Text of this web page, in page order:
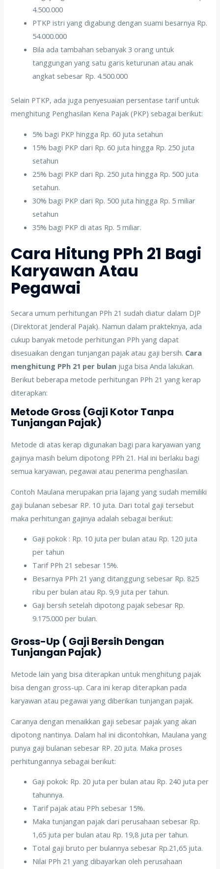
4.500.000
PTKP istri yang digabung dengan suami besarnya Rp.
54.000.000
Bila ada tambahan sebanyak 3 orang untuk
tanggungan yang satu garis keturunan atau anak
angkat sebesar Rp. 4.500.000
Selain PTKP, ada juga penyesuaian persentase tarif untuk
menghitung Penghasilan Kena Pajak (PKP) sebagai berikut:
5% bagi PKP hingga Rp. 60 juta setahun
15% bagi PKP dari Rp. 60 juta hingga Rp. 250 juta
setahun
25% bagi PKP dari Rp. 250 juta hingga Rp. 500 juta
setahun.
30% bagi PKP dari Rp. 500 juta hingga Rp. 5 miliar
setahun
35% bagi PKP di atas Rp. 5 miliar.
Cara Hitung PPh 21 Bagi
Karyawan Atau
Pegawai
Secara umum perhitungan PPh 21 sudah diatur dalam DJP
(Direktorat Jenderal Pajak). Namun dalam prakteknya, ada
cukup banyak metode perhitungan PPh yang dapat
disesuaikan dengan tunjangan pajak atau gaji bersih. Cara
menghitung PPh 21 per bulan juga bisa Anda lakukan.
Berikut beberapa metode perhitungan PPh 21 yang kerap
diterapkan:
Metode Gross (Gaji Kotor Tanpa
Tunjangan Pajak)
Metode di atas kerap digunakan bagi para karyawan yang
gajinya masih belum dipotong PPh 21. Hal ini berlaku bagi
semua karyawan, pegawai atau penerima penghasilan.
Contoh Maulana merupakan pria lajang yang sudah memiliki
gaji bulanan sebesar RP. 10 juta. Dari total gaji tersebut
maka perhitungan gajinya adalah sebagai berikut:
Gaji pokok : Rp. 10 juta per bulan atau Rp. 120 juta
per tahun
Tarif PPh 21 sebesar 15%.
Besarnya PPh 21 yang ditanggung sebesar Rp. 825
ribu per bulan atau Rp. 9,9 juta per tahun.
Gaji bersih setelah dipotong pajak sebesar Rp.
9.175.000 per bulan.
Gross-Up ( Gaji Bersih Dengan
Tunjangan Pajak)
Metode lain yang bisa diterapkan untuk menghitung pajak
bisa dengan gross-up. Cara ini kerap diterapkan pada
karyawan atau pegawai yang diberikan tunjangan pajak.
Caranya dengan menaikkan gaji sebesar pajak yang akan
dipotong nantinya. Dalam hal ini dicontohkan, Maulana yang
punya gaji bulanan sebesar RP. 20 juta. Maka proses
perhitungannya sebagai berikut:
Gaji pokok: Rp. 20 juta per bulan atau Rp. 240 juta per
tahunnya.
Tarif pajak atau PPh sebesar 15%.
Maka tunjangan pajak dari perusahaan sebesar Rp.
1,65 juta per bulan atau Rp. 19,8 juta per tahun.
Total gaji bruto per bulannya sebesar Rp.21,65 juta.
Nilai PPh 21 yang dibayarkan oleh perusahaan